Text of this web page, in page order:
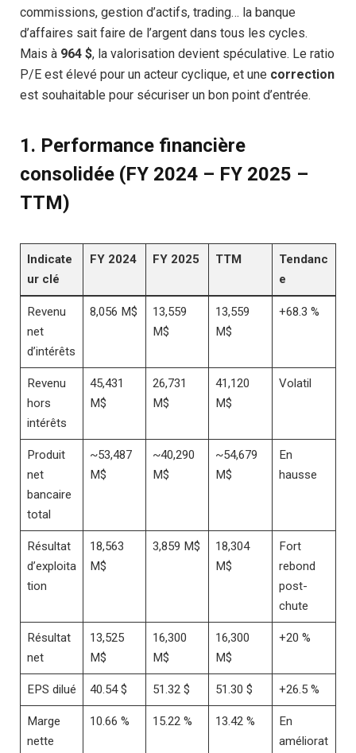
commissions, gestion d’actifs, trading… la banque
d’affaires sait faire de l’argent dans tous les cycles.
Mais à 964 $, la valorisation devient spéculative. Le ratio
P/E est élevé pour un acteur cyclique, et une correction
est souhaitable pour sécuriser un bon point d’entrée.
1. Performance financière
consolidée (FY 2024 – FY 2025 –
TTM)
Indicate
ur clé
FY 2024 FY 2025 TTM
Tendanc
e
Revenu
net
d’intérêts
8,056 M$
13,559
M$
13,559
M$
+68.3 %
Revenu
hors
intérêts
45,431
M$
26,731
M$
41,120
M$
Volatil
Produit
net
bancaire
total
~53,487
M$
~40,290
M$
~54,679
M$
En
hausse
Résultat
d’exploita
tion
18,563
M$
3,859 M$
18,304
M$
Fort
rebond
post-
chute
Résultat
net
13,525
M$
16,300
M$
16,300
M$
+20 %
EPS dilué 40.54 $ 51.32 $ 51.30 $ +26.5 %
Marge
nette
10.66 % 15.22 % 13.42 %
En
améliorat